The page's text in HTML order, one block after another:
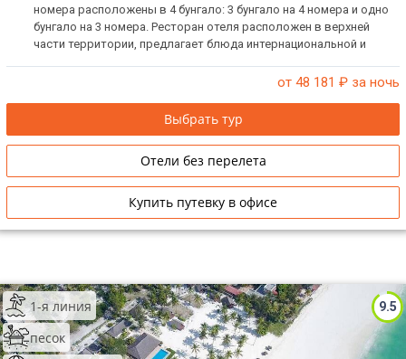
номера расположены в 4 бунгало: 3 бунгало на 4 номера и одно
бунгало на 3 номера. Ресторан отеля расположен в верхней
части территории, предлагает блюда интернациональной и
от 48 181 ₽ за ночь
Выбрать тур
Отели без перелета
Купить путевку в офисе
9.5
1-я линия
песок